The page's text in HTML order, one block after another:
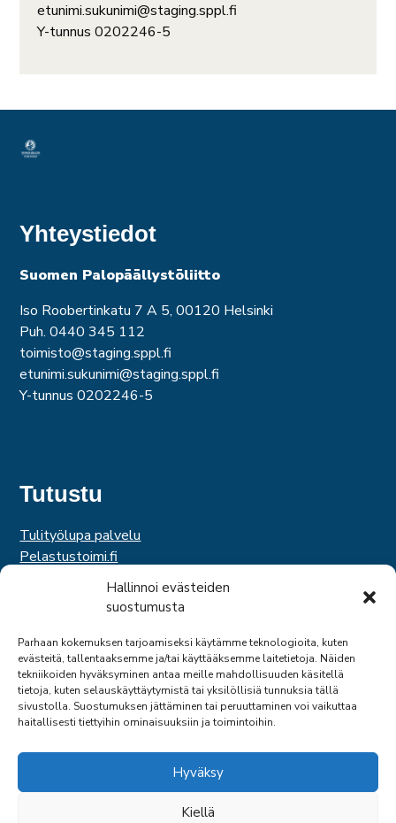
Hallinnoi evästeiden
suostumusta
Parhaan kokemuksen tarjoamiseksi käytämme teknologioita, kuten
evästeitä, tallentaaksemme ja/tai käyttääksemme laitetietoja. Näiden
tekniikoiden hyväksyminen antaa meille mahdollisuuden käsitellä
tietoja, kuten selauskäyttäytymistä tai yksilöllisiä tunnuksia tällä
sivustolla. Suostumuksen jättäminen tai peruuttaminen voi vaikuttaa
haitallisesti tiettyihin ominaisuuksiin ja toimintoihin.
Hyväksy
Kiellä
etunimi.sukunimi@staging.sppl.fi
Y-tunnus 0202246-5
Yhteystiedot
Suomen Palopäällystöliitto
Iso Roobertinkatu 7 A 5, 00120 Helsinki
Puh. 0440 345 112
toimisto@staging.sppl.fi
etunimi.sukunimi@staging.sppl.fi
Y-tunnus 0202246-5
Tutustu
Tulityölupa palvelu
Pelastustoimi.fi
Hätäkeskuslaitos
Palosuojelurahasto
Suomen Pelastusalan Keskusjärjestö
SPEK
Federation of EUropean Fire Officers